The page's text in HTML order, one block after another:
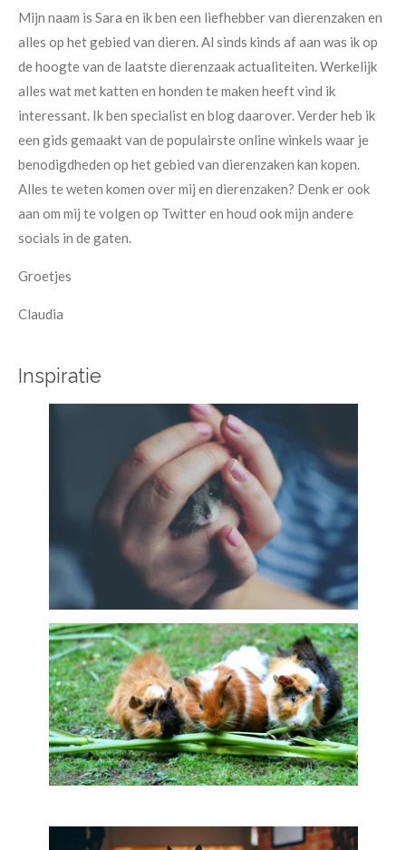
Mijn naam is Sara en ik ben een liefhebber van dierenzaken en
alles op het gebied van dieren. Al sinds kinds af aan was ik op
de hoogte van de laatste dierenzaak actualiteiten. Werkelijk
alles wat met katten en honden te maken heeft vind ik
interessant. Ik ben specialist en blog daarover. Verder heb ik
een gids gemaakt van de populairste online winkels waar je
benodigdheden op het gebied van dierenzaken kan kopen.
Alles te weten komen over mij en dierenzaken? Denk er ook
aan om mij te volgen op Twitter en houd ook mijn andere
socials in de gaten.
Groetjes
Claudia
Inspiratie